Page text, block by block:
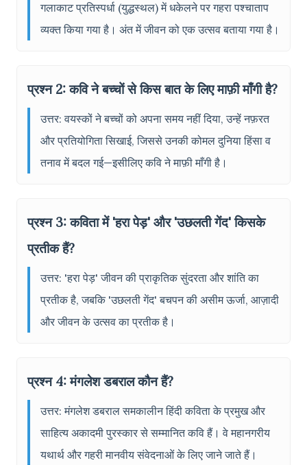
गलाकाट प्रतिस्पर्धा (युद्धस्थल) में धकेलने पर गहरा पश्चाताप
व्यक्त किया गया है। अंत में जीवन को एक उत्सव बताया गया है।
प्रश्न 2: कवि ने बच्चों से किस बात के लिए माफ़ी माँगी है?
उत्तर: वयस्कों ने बच्चों को अपना समय नहीं दिया, उन्हें नफ़रत
और प्रतियोगिता सिखाई, जिससे उनकी कोमल दुनिया हिंसा व
तनाव में बदल गई—इसीलिए कवि ने माफ़ी माँगी है।
प्रश्न 3: कविता में 'हरा पेड़' और 'उछलती गेंद' किसके
प्रतीक हैं?
उत्तर: 'हरा पेड़' जीवन की प्राकृतिक सुंदरता और शांति का
प्रतीक है, जबकि 'उछलती गेंद' बचपन की असीम ऊर्जा, आज़ादी
और जीवन के उत्सव का प्रतीक है।
प्रश्न 4: मंगलेश डबराल कौन हैं?
उत्तर: मंगलेश डबराल समकालीन हिंदी कविता के प्रमुख और
साहित्य अकादमी पुरस्कार से सम्मानित कवि हैं। वे महानगरीय
यथार्थ और गहरी मानवीय संवेदनाओं के लिए जाने जाते हैं।